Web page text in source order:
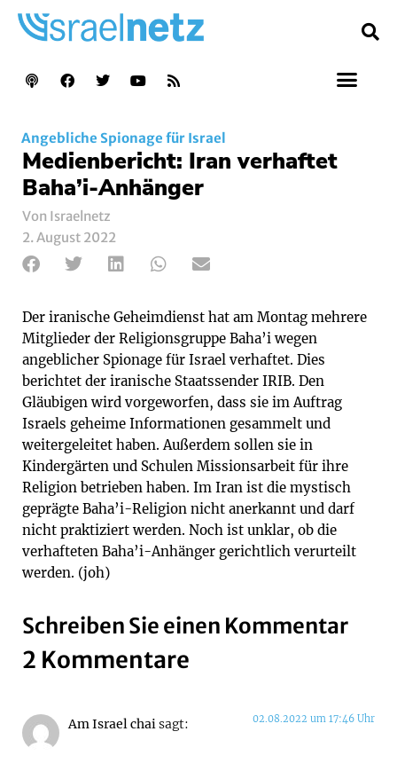
Angebliche Spionage für Israel
Medienbericht: Iran verhaftet
Baha’i-Anhänger
Von Israelnetz
2. August 2022
Der iranische Geheimdienst hat am Montag mehrere
Mitglieder der Religionsgruppe Baha’i wegen
angeblicher Spionage für Israel verhaftet. Dies
berichtet der iranische Staatssender IRIB. Den
Gläubigen wird vorgeworfen, dass sie im Auftrag
Israels geheime Informationen gesammelt und
weitergeleitet haben. Außerdem sollen sie in
Kindergärten und Schulen Missionsarbeit für ihre
Religion betrieben haben. Im Iran ist die mystisch
geprägte Baha’i-Religion nicht anerkannt und darf
nicht praktiziert werden. Noch ist unklar, ob die
verhafteten Baha’i-Anhänger gerichtlich verurteilt
werden. (joh)
Schreiben Sie einen Kommentar
2 Kommentare
Am Israel chaisagt: 02.08.2022 um 17:46 Uhr